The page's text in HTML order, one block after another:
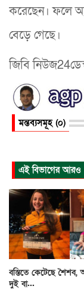
করেছেন। ফলে
বেড়ে গেছে।
জিবি
মন্তব্যসমূহ (০)
এই বিভাগের আরও
বস্তিতে কেটেছে শৈশব,
দুই বা...